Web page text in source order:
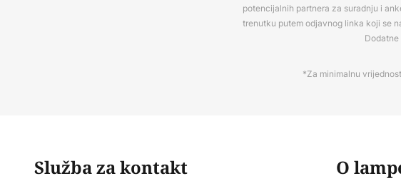
potencijalnih partnera za suradnju i
trenutku putem odjavnog linka koji se
*Za minimalnu
Služba za kontakt O